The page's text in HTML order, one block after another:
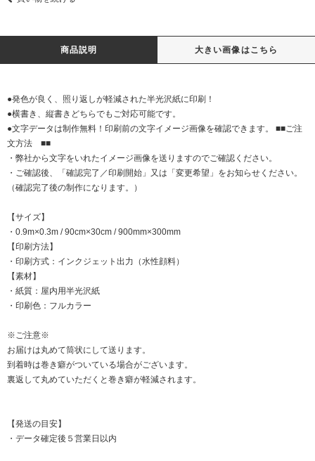
商品説明 大きい画像はこちら
●発色が良く、照り返しが軽減された半光沢紙に印刷！
●横書き、縦書きどちらでもご対応可能です。
●文字データは制作無料！印刷前の文字イメージ画像を確認できます。 ■■ご注
文方法 ■■
・弊社から文字をいれたイメージ画像を送りますのでご確認ください。
・ご確認後、「確認完了／印刷開始」又は「変更希望」をお知らせください。
（確認完了後の制作になります。）
【サイズ】
・0.9m×0.3m / 90cm×30cm / 900mm×300mm
【印刷方法】
・印刷方式：インクジェット出力（水性顔料）
【素材】
・紙質：屋内用半光沢紙
・印刷色：フルカラー
※ご注意※
お届けは丸めて筒状にして送ります。
到着時は巻き癖がついている場合がございます。
裏返して丸めていただくと巻き癖が軽減されます。
【発送の目安】
・データ確定後５営業日以内